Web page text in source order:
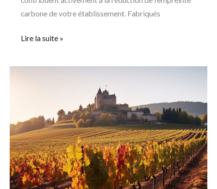
carbone de votre établissement. Fabriqués
Lire la suite »
inoubliable
sur
la
route
des
vins